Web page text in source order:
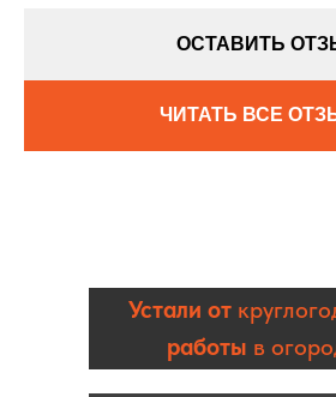
ОСТАВИТЬ
ЧИТАТЬ ВСЕ
Устали от
работы в